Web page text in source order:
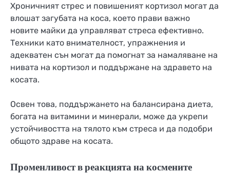
Хроничният стрес и повишеният кортизол могат да
влошат загубата на коса, което прави важно
новите майки да управляват стреса ефективно.
Техники като внимателност, упражнения и
адекватен сън могат да помогнат за намаляване на
нивата на кортизол и поддържане на здравето на
косата.
Освен това, поддържането на балансирана диета,
богата на витамини и минерали, може да укрепи
устойчивостта на тялото към стреса и да подобри
общото здраве на косата.
Променливост в реакцията на космените